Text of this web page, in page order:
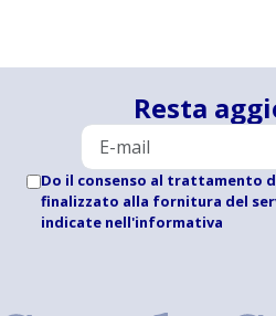
Resta
Do il consenso al trattamento
finalizzato alla fornitura del
indicate nell'informativa